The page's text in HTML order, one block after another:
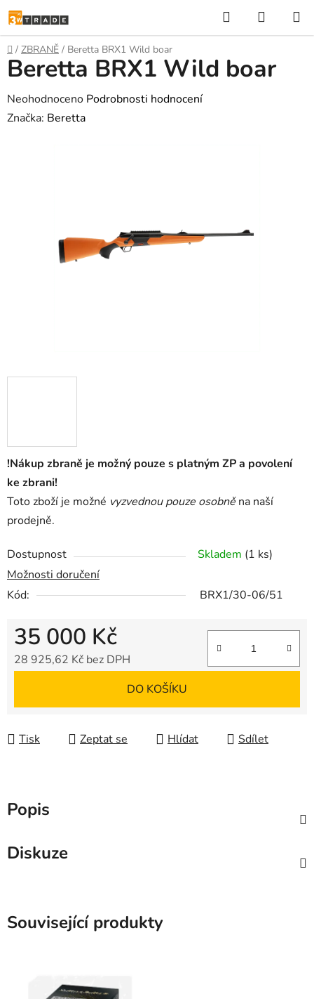
Přejít
na
obsah
Hledat
KOŠÍK
Domů
/ ZBRANĚ / Beretta BRX1 Wild boar
!Nákup zbraně je možný pouze s platným ZP a povolení
ke zbrani!
Toto zboží je možné vyzvednou pouze osobněna naší
prodejně.
Dostupnost Skladem (1 ks)
Možnosti doručení
Kód:
BRX1/30-06/51
35 000 Kč
28 925,62 Kč bez DPH
DO KOŠÍKU
Tisk Zeptat se Hlídat Sdílet
Beretta BRX1 Wild boar
Průměrné
hodnocení
Neohodnoceno Podrobnosti hodnocení
Značka: Beretta
Popis
Diskuze
Související produkty